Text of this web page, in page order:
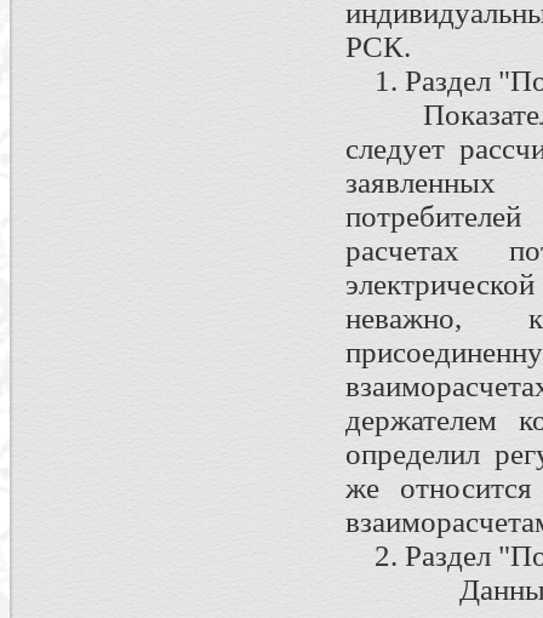
РСК.
1. Раздел
следует
расчетах
неважно,
держателем
определил
же
2. Раздел
Данный